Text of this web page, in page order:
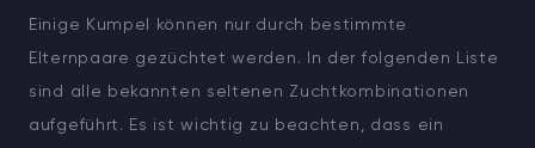
Einige Kumpel können nur durch bestimmte
Elternpaare gezüchtet werden. In der folgenden Liste
sind alle bekannten seltenen Zuchtkombinationen
aufgeführt. Es ist wichtig zu beachten, dass ein